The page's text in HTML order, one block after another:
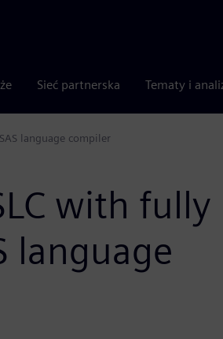
Sieć partnerska Tematy i
language compiler
with fully
language